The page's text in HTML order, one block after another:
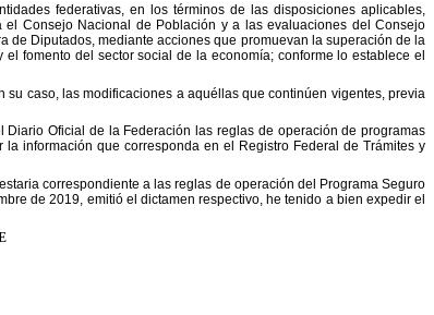
federativas, en los términos de las disposiciones aplicables,
Consejo Nacional de Población y a las evaluaciones del Consejo
de Diputados, mediante acciones que promuevan la superación de la
el fomento del sector social de la economía; conforme lo establece el
su caso, las modificaciones a aquéllas que continúen vigentes, previa
Oficial de la Federación las reglas de operación de programas
la información que corresponda en el Registro Federal de Trámites y
correspondiente a las reglas de operación del Programa Seguro
de 2019, emitió el dictamen respectivo, he tenido a bien expedir el